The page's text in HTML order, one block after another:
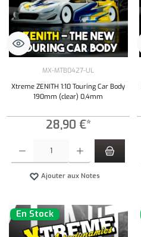
MX-MTB0427-UL
Xtreme ZENITH 1:10 Touring Car Body
190mm (clear) 0,4mm
28,90 €*
Ajouter aux Notes
En Stock